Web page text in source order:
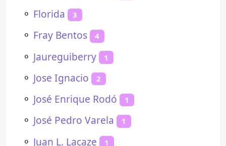
⚬ Florida 3
⚬ Fray Bentos 4
⚬ Jaureguiberry 1
⚬ Jose Ignacio 2
⚬ José Enrique Rodó 1
⚬ José Pedro Varela 1
⚬ Juan L. Lacaze 1